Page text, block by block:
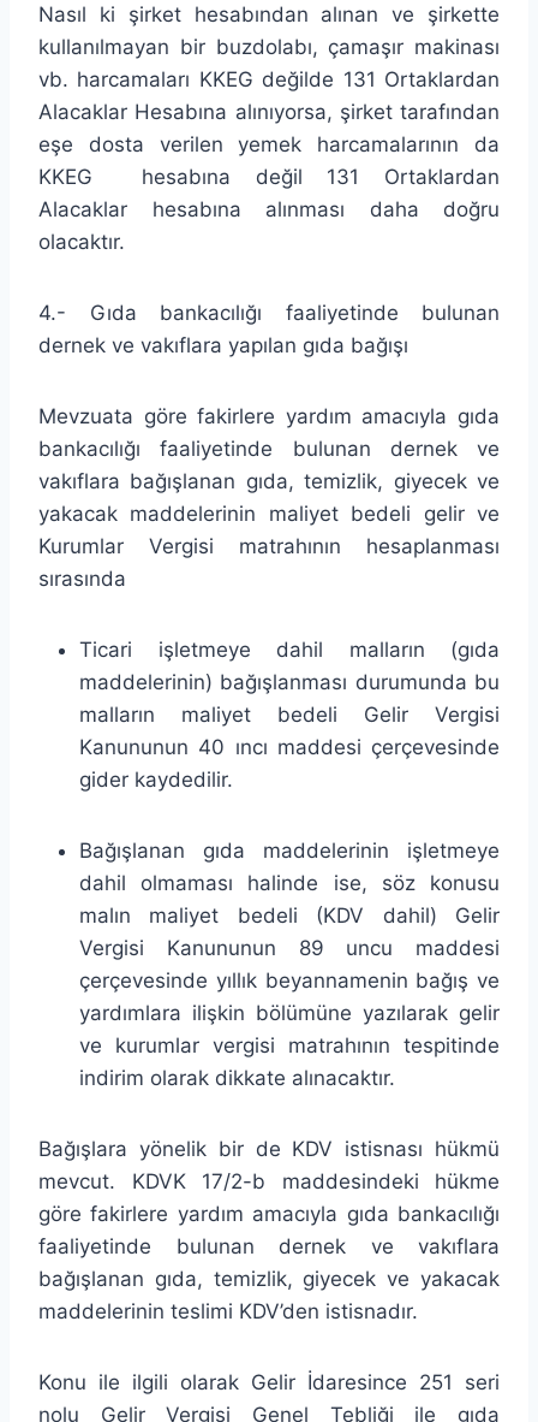
Nasıl ki şirket hesabından alınan ve şirkette
kullanılmayan bir buzdolabı, çamaşır makinası
vb. harcamaları KKEG değilde 131 Ortaklardan
Alacaklar Hesabına alınıyorsa, şirket tarafından
eşe dosta verilen yemek harcamalarının da
KKEG hesabına değil 131 Ortaklardan
Alacaklar hesabına alınması daha doğru
olacaktır.
4.- Gıda bankacılığı faaliyetinde bulunan
dernek ve vakıflara yapılan gıda bağışı
Mevzuata göre fakirlere yardım amacıyla gıda
bankacılığı faaliyetinde bulunan dernek ve
vakıflara bağışlanan gıda, temizlik, giyecek ve
yakacak maddelerinin maliyet bedeli gelir ve
Kurumlar Vergisi matrahının hesaplanması
sırasında
Ticari işletmeye dahil malların (gıda
maddelerinin) bağışlanması durumunda bu
malların maliyet bedeli Gelir Vergisi
Kanununun 40 ıncı maddesi çerçevesinde
gider kaydedilir.
Bağışlanan gıda maddelerinin işletmeye
dahil olmaması halinde ise, söz konusu
malın maliyet bedeli (KDV dahil) Gelir
Vergisi Kanununun 89 uncu maddesi
çerçevesinde yıllık beyannamenin bağış ve
yardımlara ilişkin bölümüne yazılarak gelir
ve kurumlar vergisi matrahının tespitinde
indirim olarak dikkate alınacaktır.
Bağışlara yönelik bir de KDV istisnası hükmü
mevcut. KDVK 17/2-b maddesindeki hükme
göre fakirlere yardım amacıyla gıda bankacılığı
faaliyetinde bulunan dernek ve vakıflara
bağışlanan gıda, temizlik, giyecek ve yakacak
maddelerinin teslimi KDV’den istisnadır.
Konu ile ilgili olarak Gelir İdaresince 251 seri
nolu Gelir Vergisi Genel Tebliği ile gıda